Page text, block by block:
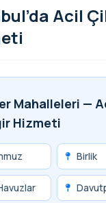
Acil
Mahalleleri —
Hizmeti
Birlik